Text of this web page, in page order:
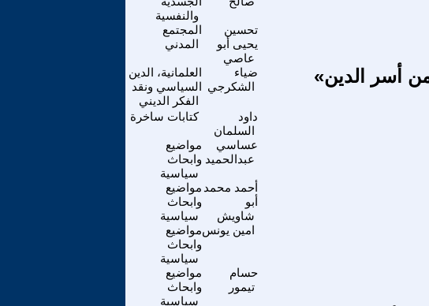
والنفسية
المجتمع
المدني
تحسين
يحيى أبو
عاصي
العلمانية، الدين
السياسي ونقد
الفكر الديني
ضياء
الشكرجي
أسر الدين»
كتابات ساخرة
داود
السلمان
مواضيع
وابحاث
سياسية
عساسي
عبدالحميد
مواضيع
وابحاث
سياسية
أحمد محمد
أبو
شاويش
مواضيع
وابحاث
سياسية
امين يونس
مواضيع
وابحاث
سياسية
حسام
تيمور